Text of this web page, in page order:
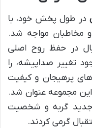
در طول پخش خود، با
مخاطبان مواجه شد.
در حفظ روح اصلی
تغییر صداپیشه، را
پرهیجان و کیفیت
مجموعه عنوان شد.
جدید گربه و شخصیت
گرمی کردند.